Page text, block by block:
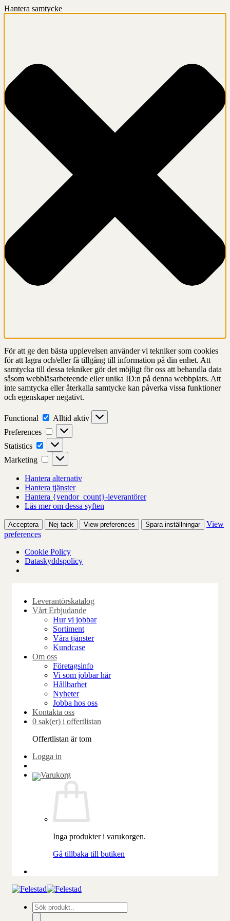
Hantera samtycke
För att ge den bästa upplevelsen använder vi tekniker som cookies
för att lagra och/eller få tillgång till information på din enhet. Att
samtycka till dessa tekniker gör det möjligt för oss att behandla data
såsom webbläsarbeteende eller unika ID:n på denna webbplats. Att
inte samtycka eller återkalla samtycke kan påverka vissa funktioner
och egenskaper negativt.
Functional Functional
Alltid aktiv
Preferences
Preferences
Statistics Statistics
Marketing Marketing
Hantera alternativ
Hantera tjänster
Hantera {vendor_count}-leverantörer
Läs mer om dessa syften
Acceptera Nej tack View preferences Spara inställningar
View
preferences
Cookie Policy
Dataskyddspolicy
content
Leverantörskatalog
Vårt Erbjudande
Hur vi jobbar
Sortiment
Våra tjänster
Kundcase
Om oss
Företagsinfo
Vi som jobbar här
Hållbarhet
Nyheter
Jobba hos oss
Kontakta oss
0 sak(er) i offertlistan
Offertlistan är tom
Logga in
Inga produkter i varukorgen.
Gå tillbaka till butiken
Produktsökning